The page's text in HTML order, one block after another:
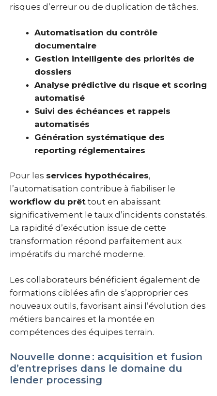
risques d’erreur ou de duplication de tâches.
Automatisation du contrôle
documentaire
Gestion intelligente des priorités de
dossiers
Analyse prédictive du risque et scoring
automatisé
Suivi des échéances et rappels
automatisés
Génération systématique des
reporting réglementaires
Pour les services hypothécaires,
l’automatisation contribue à fiabiliser le
workflow du prêt tout en abaissant
significativement le taux d’incidents constatés.
La rapidité d’exécution issue de cette
transformation répond parfaitement aux
impératifs du marché moderne.
Les collaborateurs bénéficient également de
formations ciblées afin de s’approprier ces
nouveaux outils, favorisant ainsi l’évolution des
métiers bancaires et la montée en
compétences des équipes terrain.
Nouvelle donne : acquisition et fusion
d’entreprises dans le domaine du
lender processing